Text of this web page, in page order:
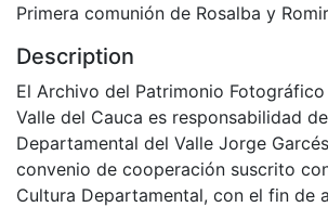
Primera comunión de Rosalba y
Description
El Archivo del Patrimonio
Valle del Cauca es responsabilidad
Departamental del Valle Jorge
convenio de cooperación suscrito
Cultura Departamental, con el fin de